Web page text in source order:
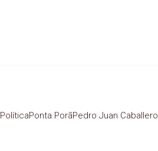
PolíticaPonta PorãPedro Juan Caballero